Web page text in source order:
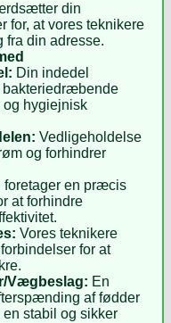
din
for, at vores teknikere
fra din adresse.
Din indedel
bakteriedræbende
og hygiejnisk
Vedligeholdelse
og forhindrer
foretager en præcis
at forhindre
Vores teknikere
for at
Vægbeslag: En
af fødder
stabil og sikker